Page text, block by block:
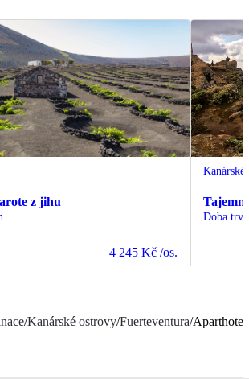
z jihu
4 245 Kč /os.
Doba
/Kanárské ostrovy/Fuerteventura/